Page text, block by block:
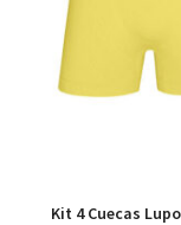
Kit 4 Cuecas